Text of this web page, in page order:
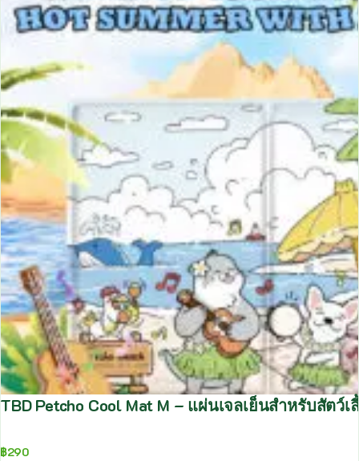
TBD Petcho Cool Mat M – แผ่นเจลเย็นสำหรับสัตว์
฿290